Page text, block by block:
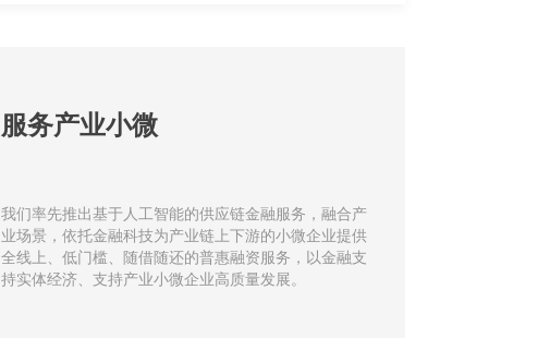
服务产业小微
我们率先推出基于人工智能的供应链金融服务，融合产
业场景，依托金融科技为产业链上下游的小微企业提供
全线上、低门槛、随借随还的普惠融资服务，以金融支
持实体经济、支持产业小微企业高质量发展。